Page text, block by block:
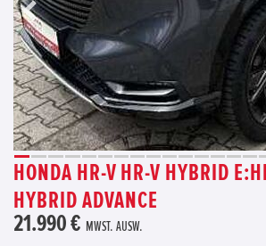
HONDA HR-V HR-V HYBRID
HYBRID ADVANCE
21.990 € MWST. AUSW.